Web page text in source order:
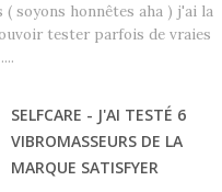
( soyons honnêtes aha ) j'ai la
tester parfois de vraies
SELFCARE - J'AI TESTÉ 6
VIBROMASSEURS DE LA
MARQUE SATISFYER